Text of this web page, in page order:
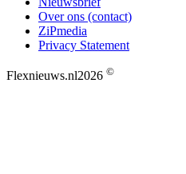
Over ons (contact)
ZiPmedia
Privacy Statement
Flexnieuws.nl2026 ©